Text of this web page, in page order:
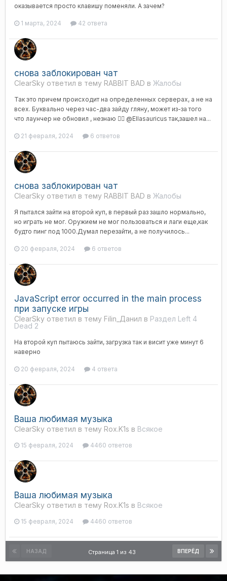
оказывается просто клавишу поменяли. А зачем?
1 марта, 2024 42 ответа
снова заблокирован чат
ClearSky ответил в тему RABBIT BAD в Жалобы
Так это причем происходит на определенных серверах, а не на
всех. Буквально через час-два зайду гляну, может из-за того
что лаунчер не обновил , незнаю 🤷‍♂️ @Ellasauricus так,зашел на...
21 февраля, 2024 6 ответов
снова заблокирован чат
ClearSky ответил в тему RABBIT BAD в Жалобы
Я пытался зайти на второй куп, в первый раз зашло нормально,
но играть не мог. Оружием не мог пользоваться и лаги еще,как
будто пинг под 1000.Думал перезайти, а не получилось...
20 февраля, 2024 6 ответов
JavaScript error occurred in the main process
при запуске игры
ClearSky ответил в тему Filin_Данил в Раздел Left 4
Dead 2
На второй куп пытаюсь зайти, загрузка так и висит уже минут 6
наверно
20 февраля, 2024 4 ответа
Ваша любимая музыка
ClearSky ответил в тему Rox.K1s в Всякое
15 февраля, 2024 4460 ответов
Ваша любимая музыка
ClearSky ответил в тему Rox.K1s в Всякое
15 февраля, 2024 4460 ответов
НАЗАД ВПЕРЁД
Страница 1 из 43